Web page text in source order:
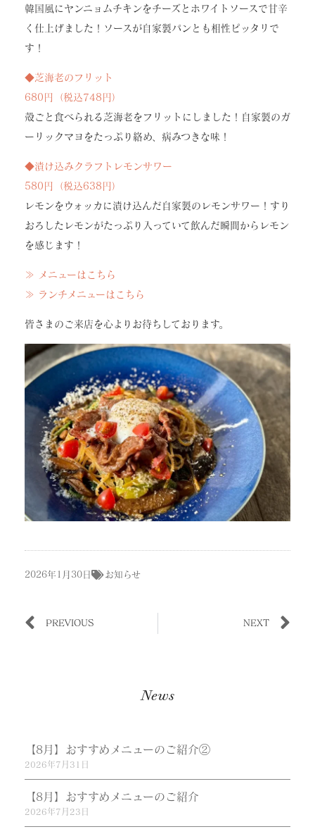
韓国風にヤンニョムチキンをチーズとホワイトソースで甘辛
く仕上げました！ソースが自家製パンとも相性ピッタリで
す！
◆芝海老のフリット
680円（税込748円）
殻ごと食べられる芝海老をフリットにしました！自家製のガ
ーリックマヨをたっぷり絡め、病みつきな味！
◆漬け込みクラフトレモンサワー
580円（税込638円）
レモンをウォッカに漬け込んだ自家製のレモンサワー！すり
おろしたレモンがたっぷり入っていて飲んだ瞬間からレモン
を感じます！
≫ メニューはこちら
≫ ランチメニューはこちら
皆さまのご来店を心よりお待ちしております。
2026年1月30日 お知らせ
PREVIOUS NEXT
News
【8月】おすすめメニューのご紹介②
2026年7月31日
【8月】おすすめメニューのご紹介
2026年7月23日